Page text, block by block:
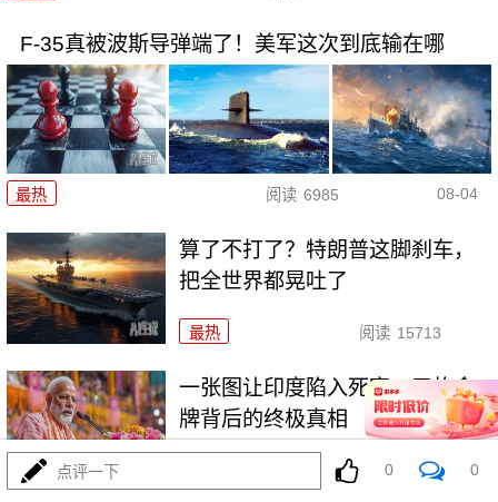
F-35真被波斯导弹端了！美军这次到底输在哪
最热 阅读 6985 08-04
算了不打了？特朗普这脚刹车，
把全世界都晃吐了
最热 阅读 15713
一张图让印度陷入死寂，五枚金
牌背后的终极真相
阅读 10934
点评一下 0 0